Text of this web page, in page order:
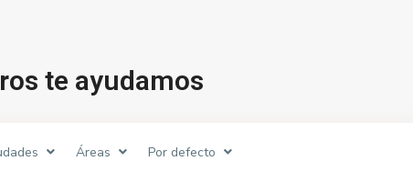
te ayudamos
Áreas Por defecto